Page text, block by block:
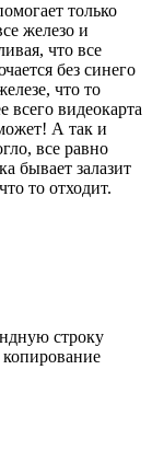
только
железо и
что все
без синего
что то
всего видеокарта
А так и
все равно
бывает залазит
то отходит.
строку